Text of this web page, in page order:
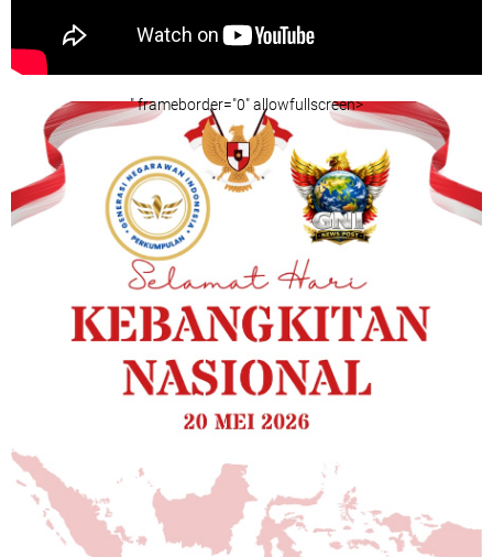
" frameborder="0" allowfullscreen>